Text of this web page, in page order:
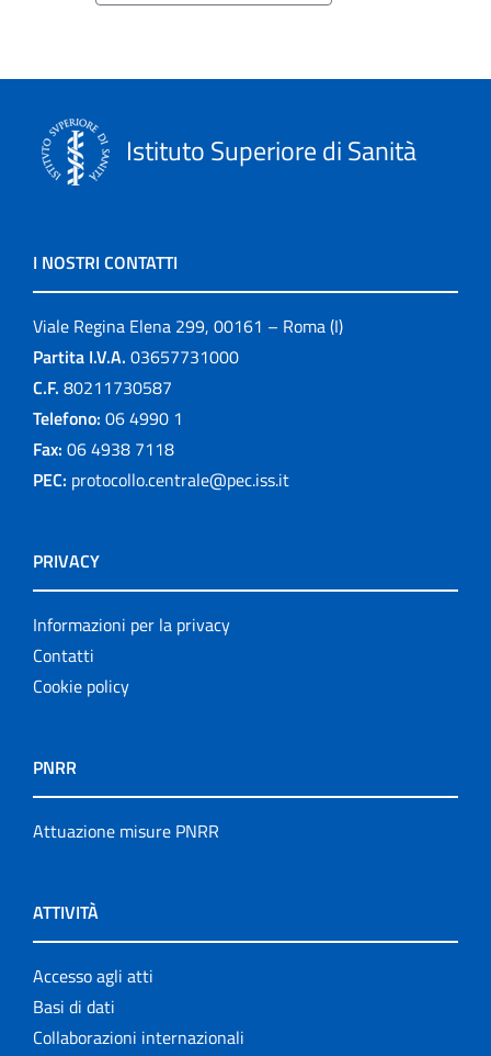
Istituto Superiore di Sanità
I NOSTRI CONTATTI
Viale Regina Elena 299, 00161 – Roma (I)
Partita I.V.A. 03657731000
C.F. 80211730587
Telefono: 06 4990 1
Fax: 06 4938 7118
PEC: protocollo.centrale@pec.iss.it
PRIVACY
Informazioni per la privacy
Contatti
Cookie policy
PNRR
Attuazione misure PNRR
ATTIVITÀ
Accesso agli atti
Basi di dati
Collaborazioni internazionali